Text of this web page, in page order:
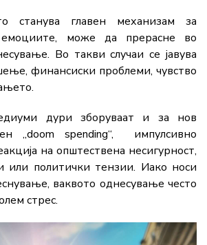
станува главен механизам за
емоциите, може да прерасне во
Во таквислучаисејавува
финансиски проблеми, чувство
дуризборуваат и за нов
„doom spending“,
импулсивно
на општествена несигурност,
или политички тензии. Иако носи
ваквото однесување често
стрес.